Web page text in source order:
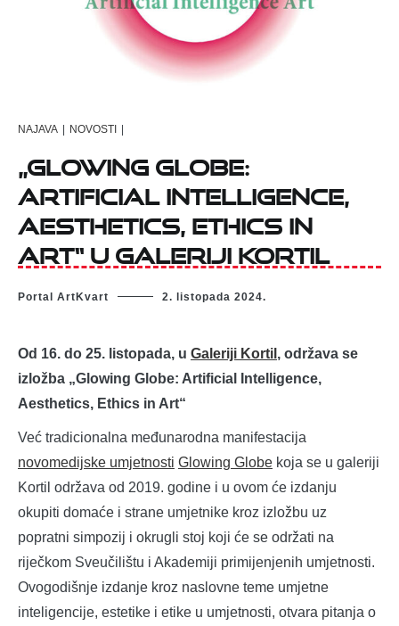
NAJAVA | NOVOSTI |
„Glowing Globe:
Artificial Intelligence,
Aesthetics, Ethics in
Art“ u Galeriji Kortil
Portal ArtKvart 2. listopada 2024.
Od 16. do 25. listopada, u Galeriji Kortil , održava se
izložba „Glowing Globe: Artificial Intelligence,
Aesthetics, Ethics in Art“
Već tradicionalna međunarodna manifestacija
novomedijske umjetnosti Glowing Globe koja se u galeriji
Kortil održava od 2019. godine i u ovom će izdanju
okupiti domaće i strane umjetnike kroz izložbu uz
popratni simpozij i okrugli stoj koji će se održati na
riječkom Sveučilištu i Akademiji primijenjenih umjetnosti.
Ovogodišnje izdanje kroz naslovne teme umjetne
inteligencije, estetike i etike u umjetnosti, otvara pitanja o